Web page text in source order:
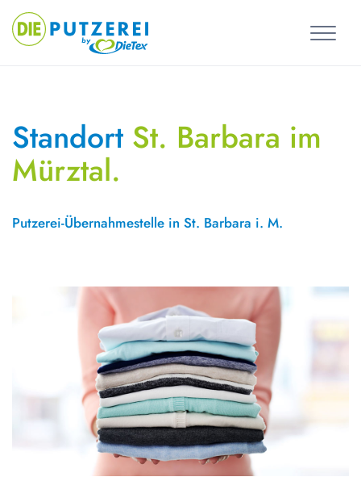
Skip
content
Standort St. Barbara im
Mürztal.
Putzerei-Übernahmestelle in St. Barbara i. M.